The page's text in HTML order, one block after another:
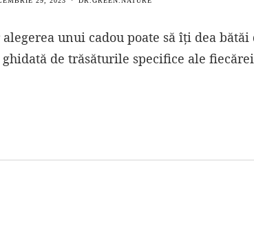
unui cadou poate să îți dea bătăi
de trăsăturile specifice ale